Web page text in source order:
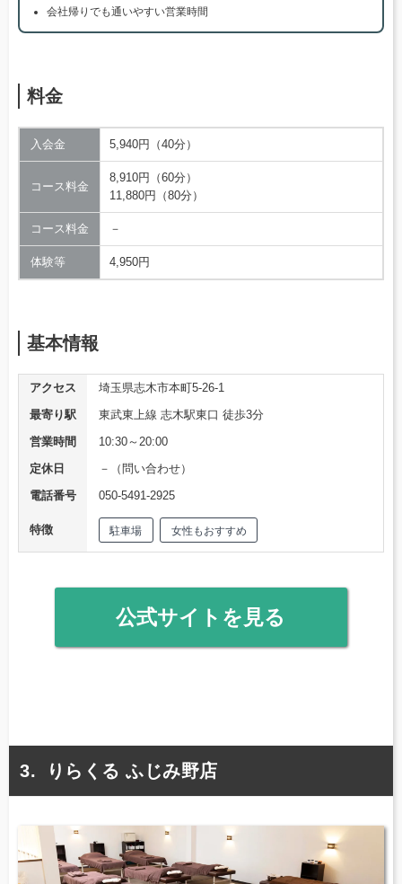
会社帰りでも通いやすい営業時間
料金
入会金 5,940円（40分）
コース料金
8,910円（60分）
11,880円（80分）
コース料金 －
体験等 4,950円
基本情報
アクセス
埼玉県志木市本町5-26-1
最寄り駅
東武東上線 志木駅東口 徒歩3分
営業時間
10:30～20:00
定休日
－（問い合わせ）
電話番号
050-5491-2925
特徴 駐車場 女性もおすすめ
公式サイトを見る
りらくる ふじみ野店